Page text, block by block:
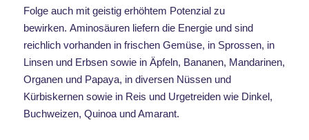
Folge auch mit geistig erhöhtem Potenzial zu
bewirken.Aminosäuren liefern die Energie und sind
reichlich vorhanden in frischen Gemüse, in Sprossen, in
Linsen und Erbsen sowie in Äpfeln, Bananen, Mandarinen,
Organen und Papaya, in diversen Nüssen und
Kürbiskernen sowie in Reis und Urgetreiden wie Dinkel,
Buchweizen, Quinoa und Amarant.